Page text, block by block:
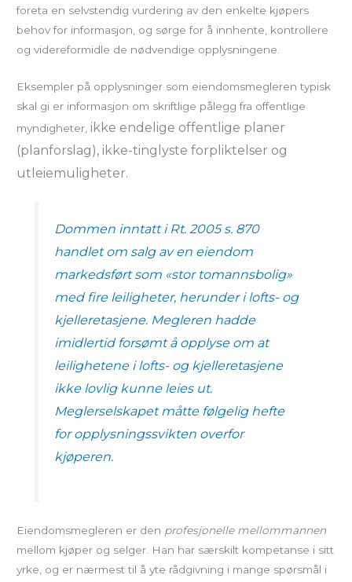
foreta en selvstendig vurdering av den enkelte kjøpers
behov for informasjon, og sørge for å innhente, kontrollere
og videreformidle de nødvendige opplysningene.
Eksempler på opplysninger som eiendomsmegleren typisk
skal gi er informasjon om skriftlige pålegg fra offentlige
myndigheter, ikke endelige offentlige planer
(planforslag), ikke-tinglyste forpliktelser og
utleiemuligheter.
Dommen inntatt i Rt. 2005 s. 870
handlet om salg av en eiendom
markedsført som «stor tomannsbolig»
med fire leiligheter, herunder i lofts- og
kjelleretasjene. Megleren hadde
imidlertid forsømt å opplyse om at
leilighetene i lofts- og kjelleretasjene
ikke lovlig kunne leies ut.
Meglerselskapet måtte følgelig hefte
for opplysningssvikten overfor
kjøperen.
Eiendomsmegleren er den profesjonelle mellommannen
mellom kjøper og selger. Han har særskilt kompetanse i sitt
yrke, og er nærmest til å yte rådgivning i mange spørsmål i